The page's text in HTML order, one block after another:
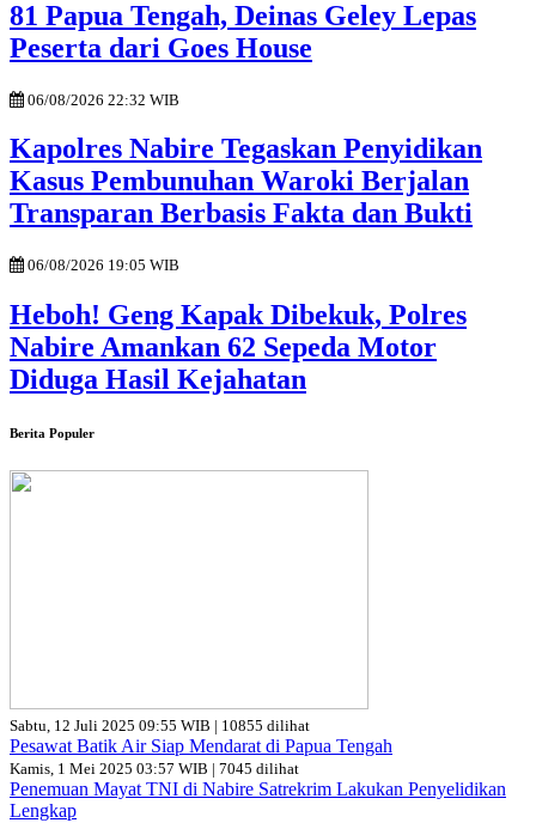
81 Papua Tengah, Deinas Geley Lepas
Peserta dari Goes House
06/08/2026 22:32 WIB
Kapolres Nabire Tegaskan Penyidikan
Kasus Pembunuhan Waroki Berjalan
Transparan Berbasis Fakta dan Bukti
06/08/2026 19:05 WIB
Heboh! Geng Kapak Dibekuk, Polres
Nabire Amankan 62 Sepeda Motor
Diduga Hasil Kejahatan
Berita Populer
Sabtu, 12 Juli 2025 09:55 WIB | 10855 dilihat
Pesawat Batik Air Siap Mendarat di Papua Tengah
Kamis, 1 Mei 2025 03:57 WIB | 7045 dilihat
Penemuan Mayat TNI di Nabire Satrekrim Lakukan Penyelidikan
Lengkap